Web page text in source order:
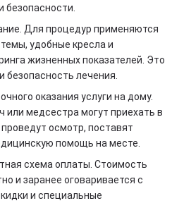
безопасности.
Для процедур применяются
удобные кресла и
жизненных показателей. Это
безопасность лечения.
оказания услуги на дому.
или медсестра могут приехать в
осмотр, поставят
помощь на месте.
схема оплаты. Стоимость
и заранее оговаривается с
и специальные